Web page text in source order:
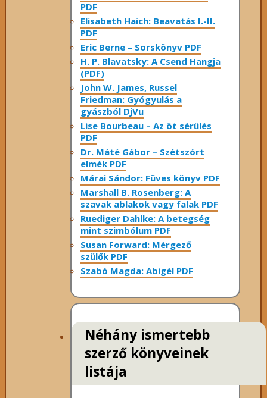
PDF
Elisabeth Haich: Beavatás I.-II.
PDF
Eric Berne – Sorskönyv PDF
H. P. Blavatsky: A Csend Hangja
(PDF)
John W. James, Russel
Friedman: Gyógyulás a
gyászból DjVu
Lise Bourbeau – Az öt sérülés
PDF
Dr. Máté Gábor – Szétszórt
elmék PDF
Márai Sándor: Füves könyv PDF
Marshall B. Rosenberg: A
szavak ablakok vagy falak PDF
Ruediger Dahlke: A betegség
mint szimbólum PDF
Susan Forward: Mérgező
szülők PDF
Szabó Magda: Abigél PDF
Néhány ismertebb
szerző könyveinek
listája